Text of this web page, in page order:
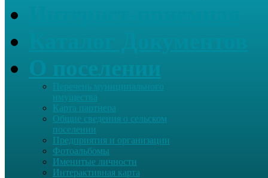
Перечень муниципального
имущества
Карта партнера
Общие сведения о сельском
поселении
Предприятия и организации
Фотоальбомы
Именитые личности
Интерактивная карта